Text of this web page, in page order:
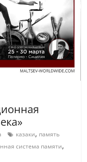
казаки, память
система памяти,